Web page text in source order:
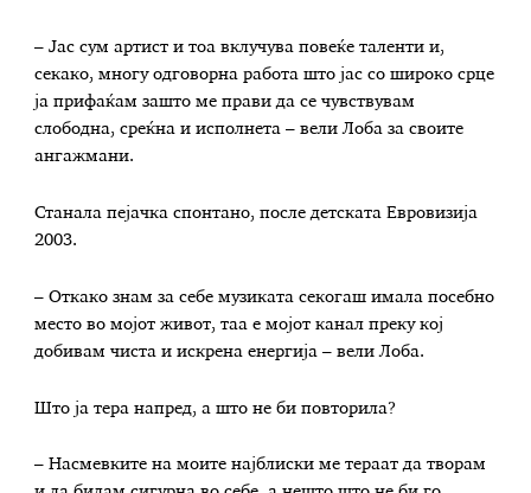
– Јас сум артист и тоа вклучува повеќе таленти и,
секако, многу одговорна работа што јас со широко срце
ја прифаќам зашто ме прави да се чувствувам
слободна, среќна и исполнета – вели Лоба за своите
ангажмани.
Станала пејачка спонтано, после детската Евровизија
2003.
– Откако знам за себе музиката секогаш имала посебно
место во мојот живот, таа е мојот канал преку кој
добивам чиста и искрена енергија – вели Лоба.
Што ја тера напред, а што не би повторила?
– Насмевките на моите најблиски ме тераат да творам